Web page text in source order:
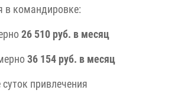
в командировке:
26 510 руб. в месяц
36 154 руб. в месяц
привлечения